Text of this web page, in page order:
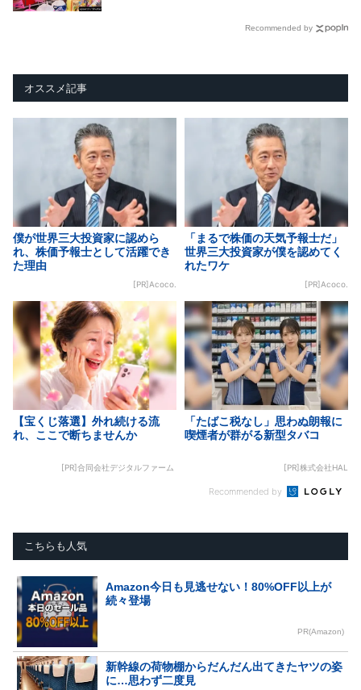
Recommended by
オススメ記事
僕が世界三大投資家に認めら
れ、株価予報士として活躍でき
た理由
[PR]Acoco.
「まるで株価の天気予報士だ」
世界三大投資家が僕を認めてく
れたワケ
[PR]Acoco.
【宝くじ落選】外れ続ける流
れ、ここで断ちませんか
[PR]合同会社デジタルファーム
「たばこ税なし」思わぬ朗報に
喫煙者が群がる新型タバコ
[PR]株式会社HAL
Recommended by
こちらも人気
Amazon今日も見逃せない！80%OFF以上が
続々登場
PR(Amazon)
新幹線の荷物棚からだんだん出てきたヤツの姿
に…思わず二度見